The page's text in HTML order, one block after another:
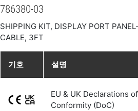
786380-03
SHIPPING KIT, DISPLAY PORT
CABLE, 3FT
기호 설명
EU & UK Declarations of
Conformity (DoC)